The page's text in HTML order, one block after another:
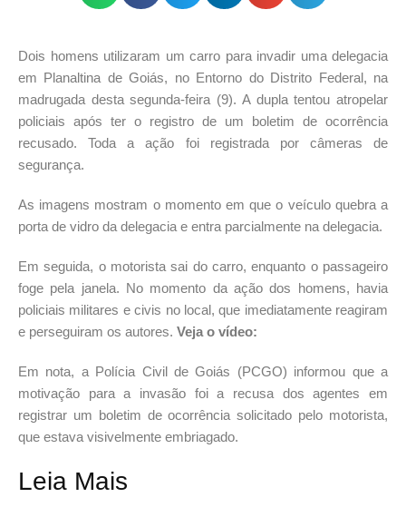
Dois homens utilizaram um carro para invadir uma delegacia
em Planaltina de Goiás, no Entorno do Distrito Federal, na
madrugada desta segunda-feira (9). A dupla tentou atropelar
policiais após ter o registro de um boletim de ocorrência
recusado. Toda a ação foi registrada por câmeras de
segurança.
As imagens mostram o momento em que o veículo quebra a
porta de vidro da delegacia e entra parcialmente na delegacia.
Em seguida, o motorista sai do carro, enquanto o passageiro
foge pela janela. No momento da ação dos homens, havia
policiais militares e civis no local, que imediatamente reagiram
e perseguiram os autores. Veja o vídeo:
Em nota, a Polícia Civil de Goiás (PCGO) informou que a
motivação para a invasão foi a recusa dos agentes em
registrar um boletim de ocorrência solicitado pelo motorista,
que estava visivelmente embriagado.
Leia Mais